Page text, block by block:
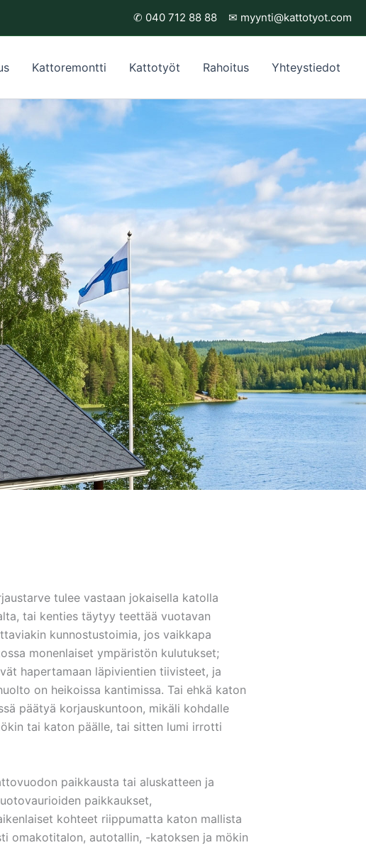
✆ 040 712 88 88 ✉ myynti@kattotyot.com
Kattoremontti Kattotyöt Rahoitus Yhteystiedot
tulee vastaan jokaisella katolla
tai kenties täytyy teettää vuotavan
kunnostustoimia, jos vaikkapa
monenlaiset ympäristön kulutukset;
hapertamaan läpivientien tiivisteet, ja
on heikoissa kantimissa. Tai ehkä katon
päätyä korjauskuntoon, mikäli kohdalle
tai katon päälle, tai sitten lumi irrotti
paikkausta tai aluskatteen ja
paikkaukset,
kohteet riippumatta katon mallista
omakotitalon, autotallin, -katoksen ja mökin